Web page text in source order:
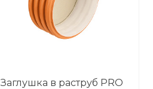
Заглушка в раструб PRO